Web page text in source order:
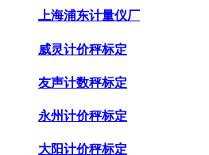
上海浦东计量仪厂
威灵计价秤标定
友声计数秤标定
永州计价秤标定
大阳计价秤标定